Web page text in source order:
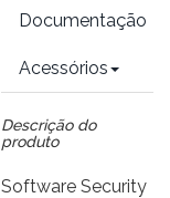
Documentação
Acessórios
Descrição do
produto
Software Security